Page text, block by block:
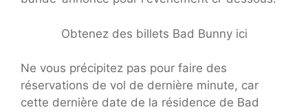
Obtenez des billets Bad Bunny ici
Ne vous précipitez pas pour faire des
réservations de vol de dernière minute, car
cette dernière date de la résidence de Bad